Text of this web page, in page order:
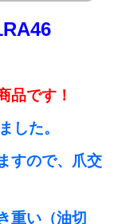
品です！
した。
すので、爪交
重い（油切